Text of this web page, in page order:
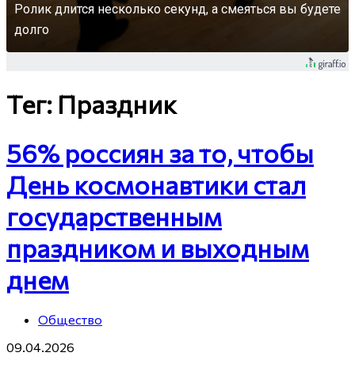
Ролик длится несколько секунд, а смеяться вы будете
долго
Тег: Праздник
56% россиян за то, чтобы
День космонавтики стал
государственным
праздником и выходным
днем
Общество
09.04.2026